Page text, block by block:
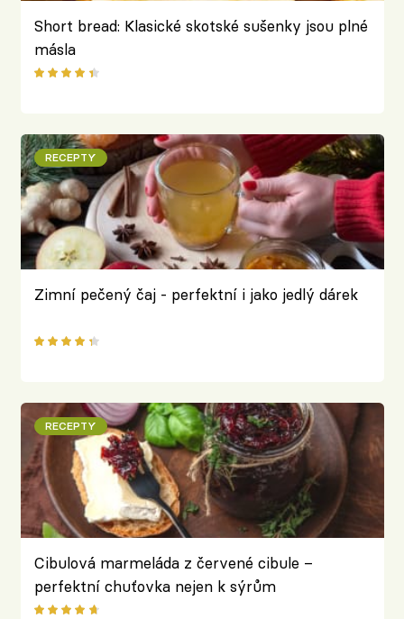
Short bread: Klasické skotské sušenky jsou plné
másla
RECEPTY
Zimní pečený čaj - perfektní i jako jedlý dárek
RECEPTY
Cibulová marmeláda z červené cibule –
perfektní chuťovka nejen k sýrům